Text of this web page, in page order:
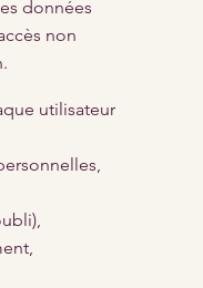
données
non
utilisateur